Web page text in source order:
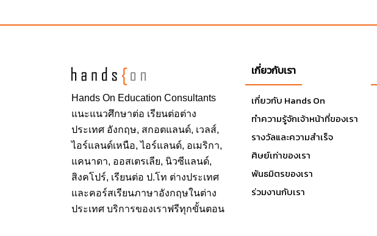
Hands On Education Consultants
แนะแนวศึกษาต่อ เรียนต่อต่าง
ประเทศ อังกฤษ, สกอตแลนด์, เวลส์,
ไอร์แลนด์เหนือ, ไอร์แลนด์, อเมริกา,
แคนาดา, ออสเตรเลีย, นิวซีแลนด์,
สิงคโปร์, เรียนต่อ ป.โท ต่างประเทศ
และคอร์สเรียนภาษาอังกฤษในต่าง
ประเทศ บริการของเราฟรีทุกขั้นตอน
เกี่ยวกับเรา
เกี่ยวกับ Hands On
ทำความรู้จักเจ้าหน้าที่ของเรา
รางวัลและความสำเร็จ
ศิษย์เก่าของเรา
พันธมิตรของเรา
ร่วมงานกับเรา